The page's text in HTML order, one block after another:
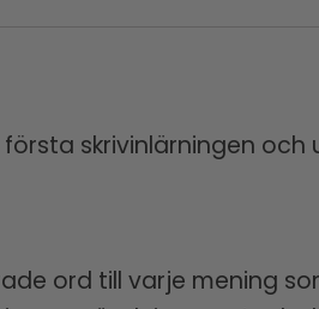
skrivinlärningen och
ord till varje mening